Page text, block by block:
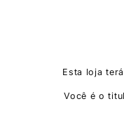
Esta loja
Você é o